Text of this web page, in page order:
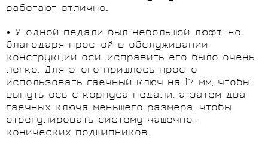
работают отлично.
• У одной педали был небольшой люфт, но
благодаря простой в обслуживании
конструкции оси, исправить его было очень
легко. Для этого пришлось просто
использовать гаечный ключ на 17 мм, чтобы
вынуть ось с корпуса педали, а затем два
гаечных ключа меньшего размера, чтобы
отрегулировать систему чашечно-
конических подшипников.